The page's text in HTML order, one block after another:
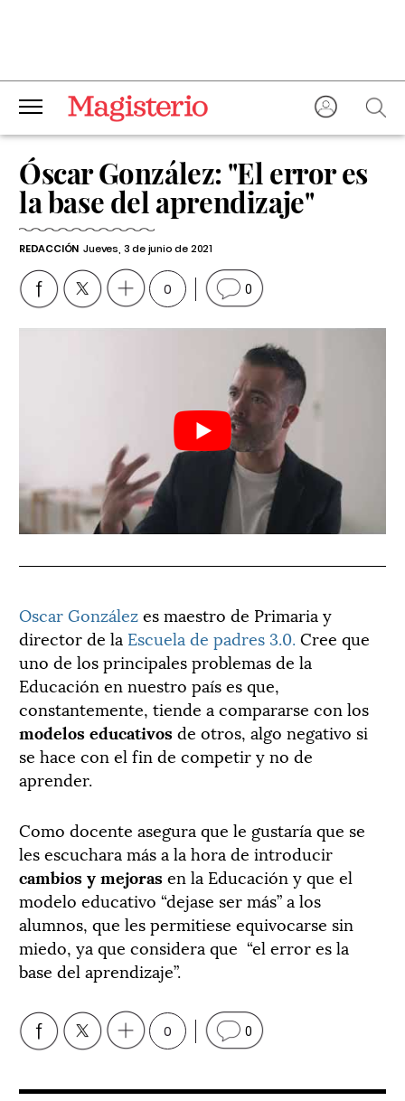
Óscar González: "El error es
la base del aprendizaje"
REDACCIÓN Jueves, 3 de junio de 2021
0 0
Oscar Gonzálezes maestro de Primaria y
director de la Escuela de padres 3.0. Cree que
uno de los principales problemas de la
Educación en nuestro país es que,
constantemente, tiende a compararse con los
modelos educativosde otros, algo negativo si
se hace con el fin de competir y no de
aprender.
Como docente asegura que le gustaría que se
les escuchara más a la hora de introducir
cambios y mejorasen la Educación y que el
modelo educativo “dejase ser más” a los
alumnos, que les permitiese equivocarse sin
miedo, ya que considera que “el error es la
base del aprendizaje”.
0 0